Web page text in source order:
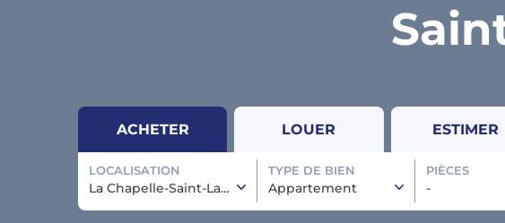
ACHETER LOUER ESTIMER
LOCALISATION
La Chapelle-Saint-Laurent
TYPE DE BIEN
Appartement
PIÈCES
-